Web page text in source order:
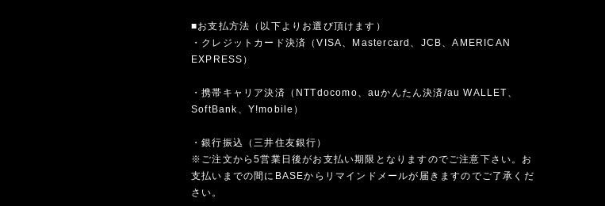
■お支払方法（以下よりお選び頂けます）
・クレジットカード決済（VISA、Mastercard、JCB、AMERICAN
EXPRESS）
・携帯キャリア決済（NTTdocomo、auかんたん決済/au WALLET、
SoftBank、Y!mobile）
・銀行振込（三井住友銀行）
※ご注文から5営業日後がお支払い期限となりますのでご注意下さい。お
支払いまでの間にBASEからリマインドメールが届きますのでご了承くだ
さい。